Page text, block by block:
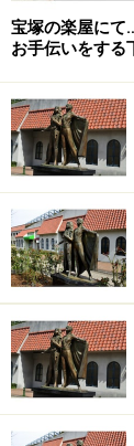
※記事内容は執
い。
宝塚の楽屋に
お手伝いをする